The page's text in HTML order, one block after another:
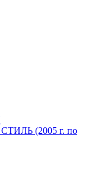
(2005 г. по